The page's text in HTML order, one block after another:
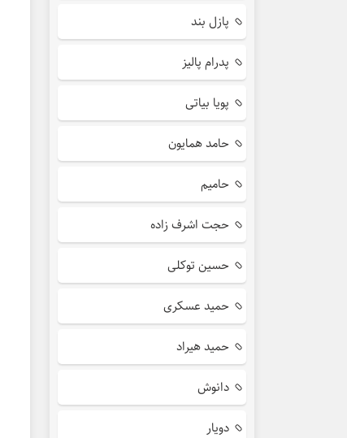
پازل بند
پدرام پالیز
پویا بیاتی
حامد همایون
حامیم
حجت اشرف زاده
حسین توکلی
حمید عسکری
حمید هیراد
دانوش
دویار